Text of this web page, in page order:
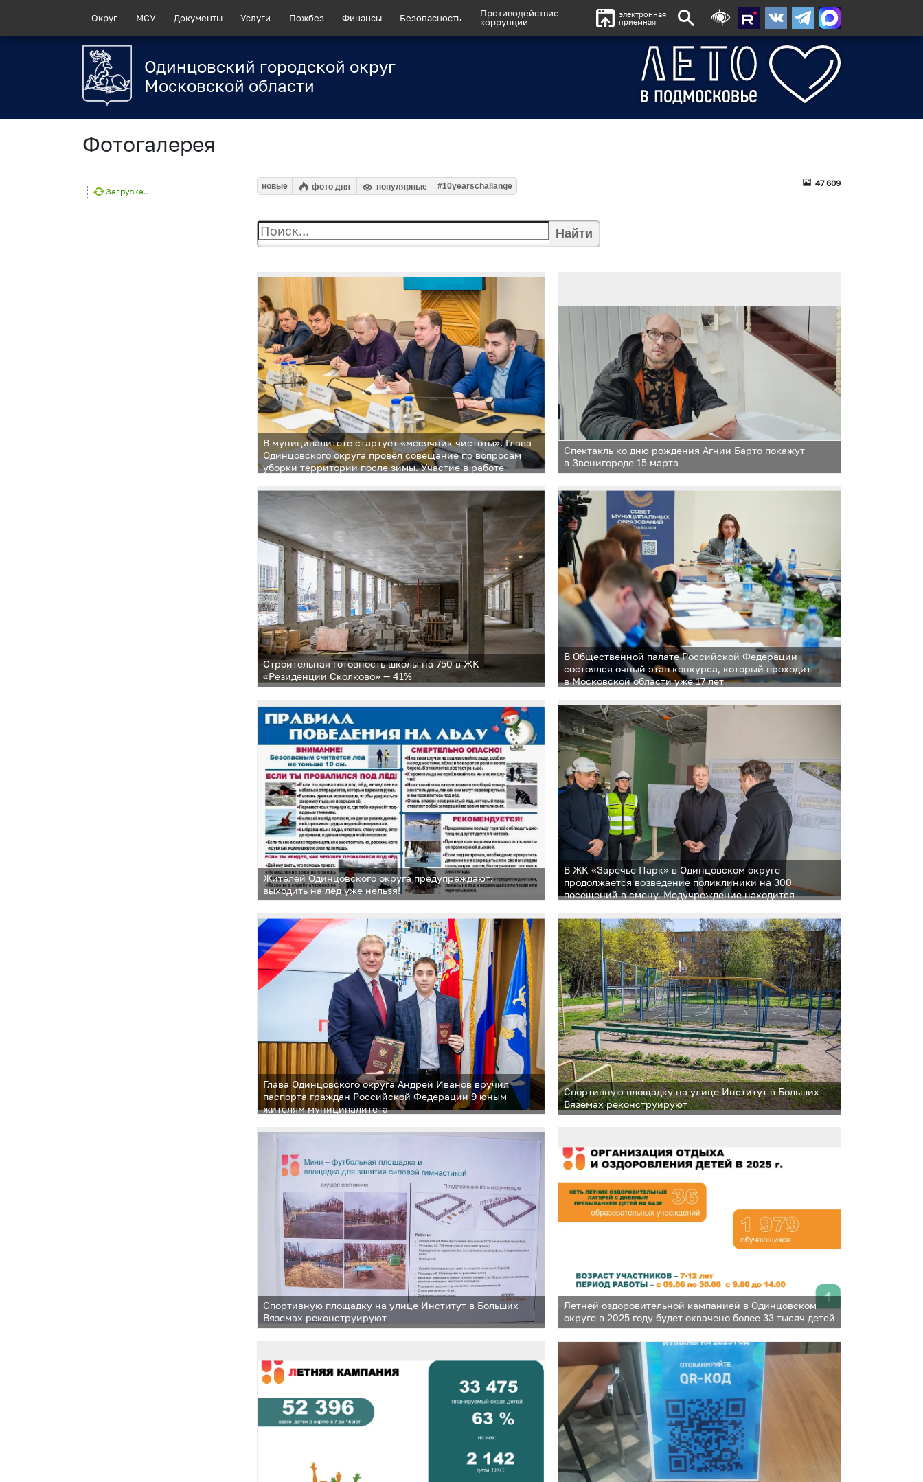
Округ МСУ Документы Услуги Пожбез Финансы Безопасность
Противодействие
коррупции
электронная
приемная
Одинцовский городской округ
Московской области
Фотогалерея
Загрузка...
47 609
новые фото дня популярные #10yearschallange
Найти
В муниципалитете стартует «месячник чистоты». Глава
Одинцовского округа провёл совещание по вопросам
уборки территории после зимы. Участие в работе
муниципальных предприятий и подрядных организаций.
Андрей Иванов обратил внимание на то, что
от своевременной и качественной уборки зависит
не только внешний облик округа, но также комфорт
и настроение жителей
Спектакль ко дню рождения Агнии Барто покажут
в Звенигороде 15 марта
Строительная готовность школы на 750 в ЖК
«Резиденции Сколково» — 41%
В Общественной палате Российской Федерации
состоялся очный этап конкурса, который проходит
в Московской области уже 17 лет
Жителей Одинцовского округа предупреждают:
выходить на лёд уже нельзя!
В ЖК «Заречье Парк» в Одинцовском округе
продолжается возведение поликлиники на 300
посещений в смену. Медучреждение находится
более 40 человек и несколько единиц спецтехники. Ход
строительства проконтролировал глава муниципалитета
Андрей Иванов
Глава Одинцовского округа Андрей Иванов вручил
паспорта граждан Российской Федерации 9 юным
жителям муниципалитета
Спортивную площадку на улице Институт в Больших
Вяземах реконструируют
Спортивную площадку на улице Институт в Больших
Вяземах реконструируют
Летней оздоровительной кампанией в Одинцовском
округе в 2025 году будет охвачено более 33 тысяч детей